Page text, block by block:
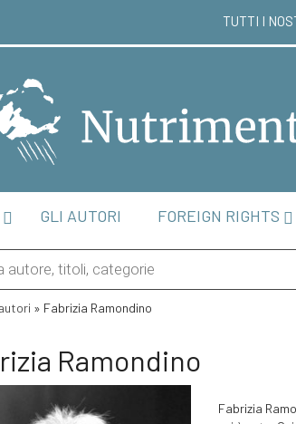
TUTTI I
GLI AUTORI FOREIGN RIGHTS
» Fabrizia Ramondino
Ramondino
Fabrizia